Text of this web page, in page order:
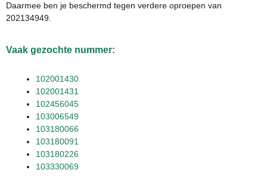
Daarmee ben je beschermd tegen verdere oproepen van
202134949.
Vaak gezochte nummer:
102001430
102001431
102456045
103006549
103180066
103180091
103180226
103330069